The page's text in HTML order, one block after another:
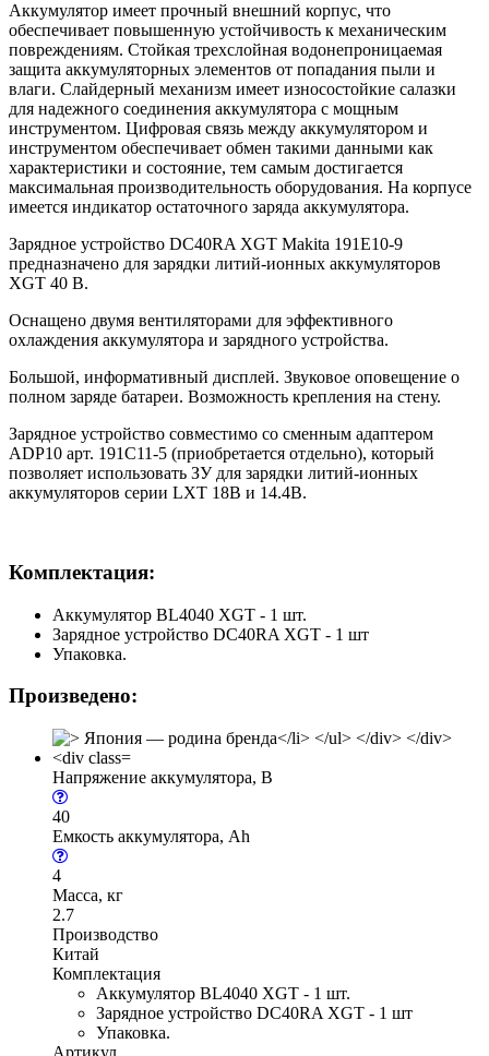
Аккумулятор имеет прочный внешний корпус, что
обеспечивает повышенную устойчивость к механическим
повреждениям. Стойкая трехслойная водонепроницаемая
защита аккумуляторных элементов от попадания пыли и
влаги. Слайдерный механизм имеет износостойкие салазки
для надежного соединения аккумулятора с мощным
инструментом. Цифровая связь между аккумулятором и
инструментом обеспечивает обмен такими данными как
характеристики и состояние, тем самым достигается
максимальная производительность оборудования. На корпусе
имеется индикатор остаточного заряда аккумулятора.
Зарядное устройство DC40RA XGT Makita 191E10-9
предназначено для зарядки литий-ионных аккумуляторов
XGT 40 В.
Оснащено двумя вентиляторами для эффективного
охлаждения аккумулятора и зарядного устройства.
Большой, информативный дисплей. Звуковое оповещение о
полном заряде батареи. Возможность крепления на стену.
Зарядное устройство совместимо со сменным адаптером
ADP10 арт. 191С11-5 (приобретается отдельно), который
позволяет использовать ЗУ для зарядки литий-ионных
аккумуляторов серии LXT 18В и 14.4В.
Комплектация:
Аккумулятор BL4040 XGT - 1 шт.
Зарядное устройство DC40RA XGT - 1 шт
Упаковка.
Произведено:
Напряжение аккумулятора, В
40
Емкость аккумулятора, Ah
4
Масса, кг
2.7
Производство
Китай
Комплектация
Аккумулятор BL4040 XGT - 1 шт.
Зарядное устройство DC40RA XGT - 1 шт
Упаковка.
Артикул